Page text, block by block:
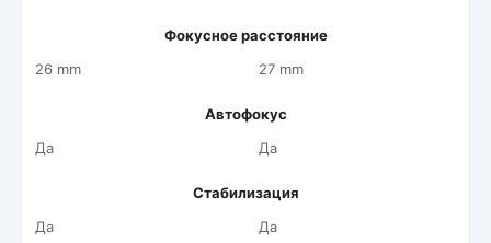
Фокусное расстояние
26 mm
27 mm
Автофокус
Да
Да
Стабилизация
Да
Да